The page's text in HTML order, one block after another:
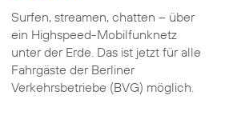
Surfen, streamen, chatten – über
ein Highspeed-Mobilfunknetz
unter der Erde. Das ist jetzt für alle
Fahrgäste der Berliner
Verkehrsbetriebe (BVG) möglich.